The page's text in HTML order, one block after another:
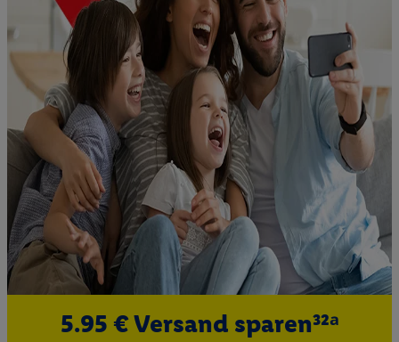
5.95 € Versand sparen³²ᵃ